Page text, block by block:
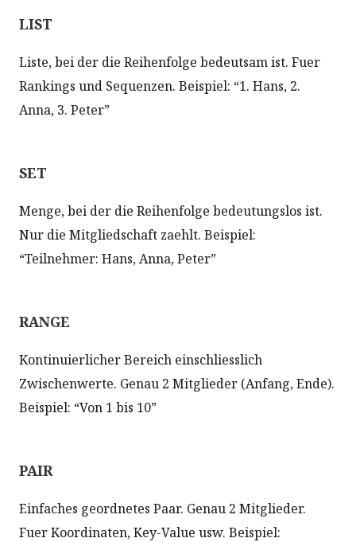
LIST
Liste, bei der die Reihenfolge bedeutsam ist. Fuer
Rankings und Sequenzen. Beispiel: “1. Hans, 2.
Anna, 3. Peter”
SET
Menge, bei der die Reihenfolge bedeutungslos ist.
Nur die Mitgliedschaft zaehlt. Beispiel:
“Teilnehmer: Hans, Anna, Peter”
RANGE
Kontinuierlicher Bereich einschliesslich
Zwischenwerte. Genau 2 Mitglieder (Anfang, Ende).
Beispiel: “Von 1 bis 10”
PAIR
Einfaches geordnetes Paar. Genau 2 Mitglieder.
Fuer Koordinaten, Key-Value usw. Beispiel: